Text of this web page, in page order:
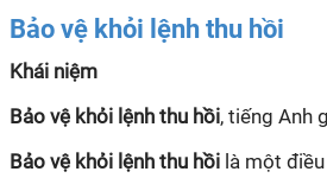
Bảo vệ khỏi lệnh thu hồi
Khái niệm
Bảo vệ khỏi lệnh thu hồi, tiếng Anh
Bảo vệ khỏi lệnh thu hồi là một